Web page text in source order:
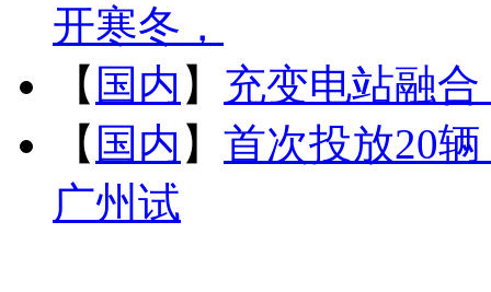
开寒冬，
【 国内 】 充变电站融
【 国内 】 首次投放20
广州试